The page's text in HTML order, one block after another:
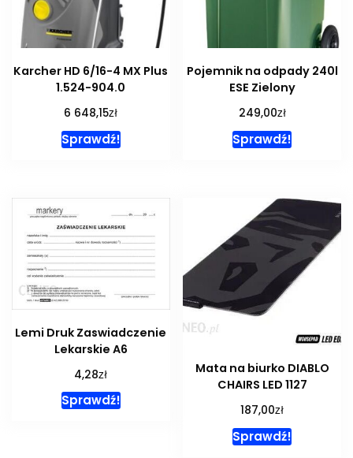
Karcher HD 6/16-4 MX Plus
1.524-904.0
6 648,15zł
Sprawdź!
Pojemnik na odpady 240l
ESE Zielony
249,00zł
Sprawdź!
Lemi Druk Zaswiadczenie
Lekarskie A6
4,28zł
Sprawdź!
Mata na biurko DIABLO
CHAIRS LED 1127
187,00zł
Sprawdź!